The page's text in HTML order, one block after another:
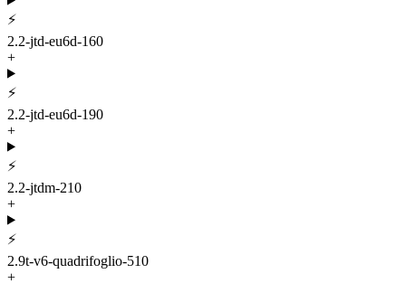
⚡
2.2-jtd-eu6d-160
+
⚡
2.2-jtd-eu6d-190
+
⚡
2.2-jtdm-210
+
⚡
2.9t-v6-quadrifoglio-510
+